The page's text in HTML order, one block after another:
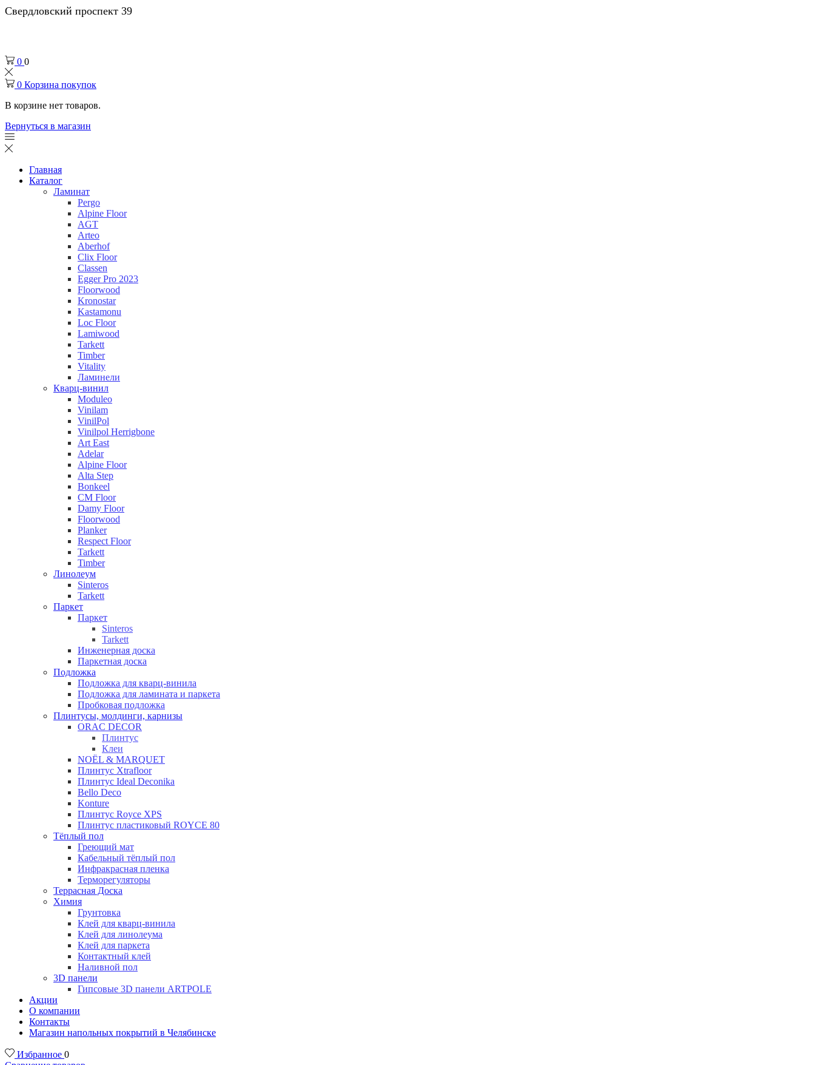
Свердловский проспект 39
0 0
0 Корзина покупок
В корзине нет товаров.
Вернуться в магазин
Главная
Каталог
Ламинат
Pergo
Alpine Floor
AGT
Arteo
Aberhof
Clix Floor
Classen
Egger Pro 2023
Floorwood
Kronostar
Kastamonu
Loc Floor
Lamiwood
Tarkett
Timber
Vitality
Ламинели
Кварц-винил
Moduleo
Vinilam
VinilPol
Vinilpol Herrigbone
Art East
Adelar
Alpine Floor
Alta Step
Bonkeel
CM Floor
Damy Floor
Floorwood
Planker
Respect Floor
Tarkett
Timber
Линолеум
Sinteros
Tarkett
Паркет
Паркет
Sinteros
Tarkett
Инженерная доска
Паркетная доска
Подложка
Подложка для кварц-винила
Подложка для ламината и паркета
Пробковая подложка
Плинтусы, молдинги, карнизы
ORAC DECOR
Плинтус
Клеи
NOЁL & MARQUET
Плинтус Xtrafloor
Плинтус Ideal Deconika
Bello Deco
Konture
Плинтус Royce XPS
Плинтус пластиковый ROYCE 80
Тёплый пол
Греющий мат
Кабельный тёплый пол
Инфракрасная пленка
Терморегуляторы
Террасная Доска
Химия
Грунтовка
Клей для кварц-винила
Клей для линолеума
Клей для паркета
Контактный клей
Наливной пол
3D панели
Гипсовые 3D панели ARTPOLE
Акции
О компании
Контакты
Магазин напольных покрытий в Челябинске
Избранное 0